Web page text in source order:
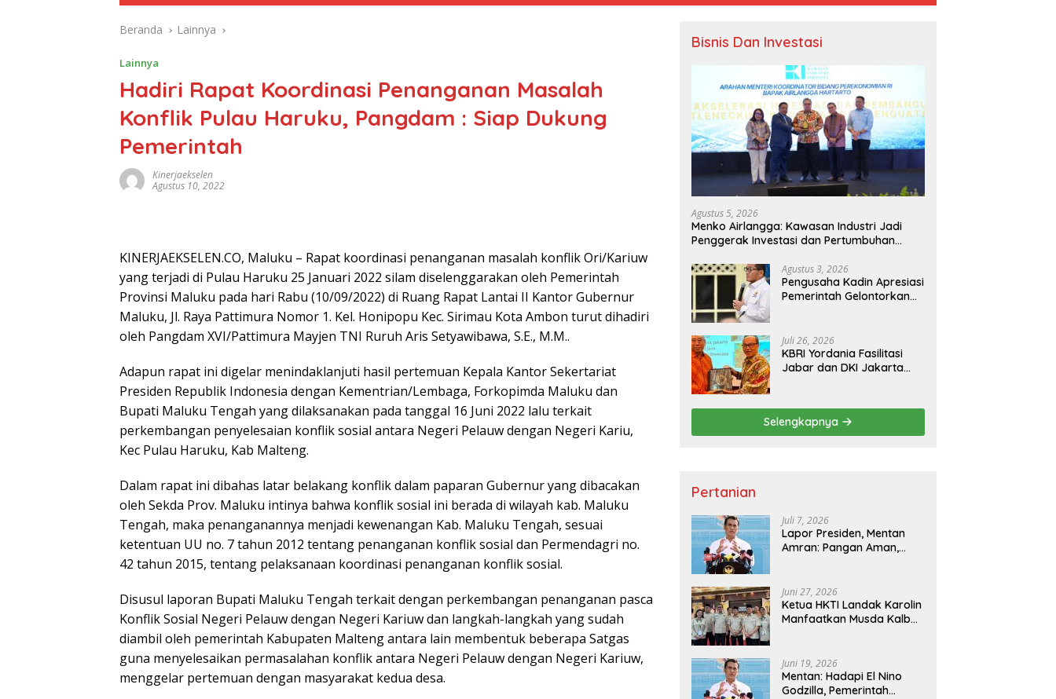
Beranda Lainnya
Lainnya
Hadiri Rapat Koordinasi Penanganan Masalah
Konflik Pulau Haruku, Pangdam : Siap Dukung
Pemerintah
Kinerjaekselen
Agustus 10, 2022
KINERJAEKSELEN.CO, Maluku – Rapat koordinasi penanganan masalah konflik Ori/Kariuw
yang terjadi di Pulau Haruku 25 Januari 2022 silam diselenggarakan oleh Pemerintah
Provinsi Maluku pada hari Rabu (10/09/2022) di Ruang Rapat Lantai II Kantor Gubernur
Maluku, Jl. Raya Pattimura Nomor 1. Kel. Honipopu Kec. Sirimau Kota Ambon turut dihadiri
oleh Pangdam XVI/Pattimura Mayjen TNI Ruruh Aris Setyawibawa, S.E., M.M..
Adapun rapat ini digelar menindaklanjuti hasil pertemuan Kepala Kantor Sekertariat
Presiden Republik Indonesia dengan Kementrian/Lembaga, Forkopimda Maluku dan
Bupati Maluku Tengah yang dilaksanakan pada tanggal 16 Juni 2022 lalu terkait
perkembangan penyelesaian konflik sosial antara Negeri Pelauw dengan Negeri Kariu,
Kec Pulau Haruku, Kab Malteng.
Dalam rapat ini dibahas latar belakang konflik dalam paparan Gubernur yang dibacakan
oleh Sekda Prov. Maluku intinya bahwa konflik sosial ini berada di wilayah kab. Maluku
Tengah, maka penanganannya menjadi kewenangan Kab. Maluku Tengah, sesuai
ketentuan UU no. 7 tahun 2012 tentang penanganan konflik sosial dan Permendagri no.
42 tahun 2015, tentang pelaksanaan koordinasi penanganan konflik sosial.
Disusul laporan Bupati Maluku Tengah terkait dengan perkembangan penanganan pasca
Konflik Sosial Negeri Pelauw dengan Negeri Kariuw dan langkah-langkah yang sudah
diambil oleh pemerintah Kabupaten Malteng antara lain membentuk beberapa Satgas
guna menyelesaikan permasalahan konflik antara Negeri Pelauw dengan Negeri Kariuw,
menggelar pertemuan dengan masyarakat kedua desa.
Bisnis Dan Investasi
Agustus 5, 2026
Menko Airlangga: Kawasan Industri Jadi
Penggerak Investasi dan Pertumbuhan
Agustus 3, 2026
Pengusaha Kadin Apresiasi
Pemerintah Gelontorkan
Juli 26, 2026
KBRI Yordania Fasilitasi
Jabar dan DKI Jakarta
Internasional
Selengkapnya
Pertanian
Juli 7, 2026
Lapor Presiden, Mentan
Amran: Pangan Aman,
Juni 27, 2026
Ketua HKTI Landak Karolin
Manfaatkan Musda Kalbar
Juni 19, 2026
Mentan: Hadapi El Nino
Godzilla, Pemerintah